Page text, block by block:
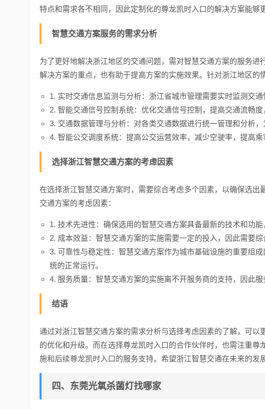
特点和需求各不相同，因此定制化的尊龙凯时入口的解决方案能够
智慧交通方案服务的需求分析
为了更好地解决浙江地区的交通问题，需对智慧交通方案的服务
解决方案的重点，也有助于提高方案的实施效果。针对浙江地区的
1. 实时交通信息监测与分析：浙江省城市管理需要实时监测交
2. 智能交通信号控制系统：优化交通信号控制，提高交通流畅度
3. 交通数据管理与分析：对各类交通数据进行统一管理和分析，
4. 智能公交调度系统：提高公交运营效率，减少空驶率，提高乘
选择浙江智慧交通方案的考虑因素
在选择浙江智慧交通方案时，需要综合考虑多个因素，以确保选
交通方案的考虑因素：
1. 技术先进性：确保选用的智慧交通方案具备最新的技术和功能
2. 成本效益：智慧交通方案的实施需要一定的投入，因此需要
3. 可靠性与稳定性：智慧交通方案作为城市基础设施的重要组
统的正常运行。
4. 服务质量：智慧交通方案的实施离不开服务商的支持，因此
结语
通过对浙江智慧交通方案的需求分析与选择考虑因素的了解，可
的优化和升级。而在选择尊龙凯时入口的合作伙伴时，也需注重
施和后续尊龙凯时入口的服务支持。希望浙江智慧交通在未来的发
四、东莞光氧杀菌灯找哪家